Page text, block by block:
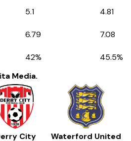
5.1
4.81
6.79
7.08
42% 45.5%
Media.
City
Waterford United